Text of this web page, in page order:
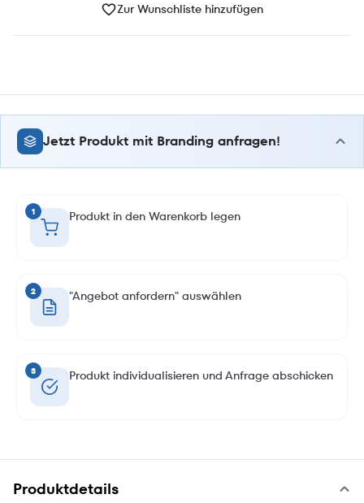
Zur Wunschliste hinzufügen
Jetzt Produkt mit Branding anfragen!
1 Produkt in den Warenkorb legen
2 "Angebot anfordern" auswählen
3 Produkt individualisieren und Anfrage abschicken
Produktdetails